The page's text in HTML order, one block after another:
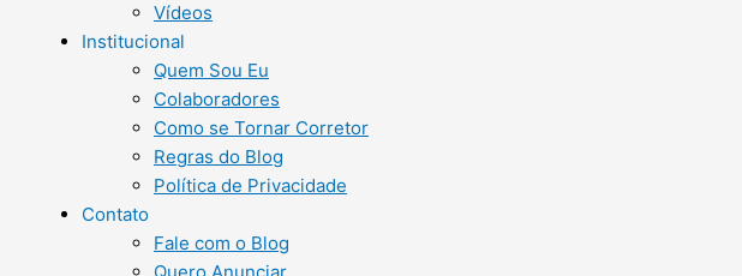
Vídeos
Institucional
Quem Sou Eu
Colaboradores
Como se Tornar Corretor
Regras do Blog
Política de Privacidade
Contato
Fale com o Blog